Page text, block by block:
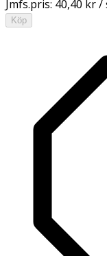
Jmfs.pris: 40,40 kr /
Köp